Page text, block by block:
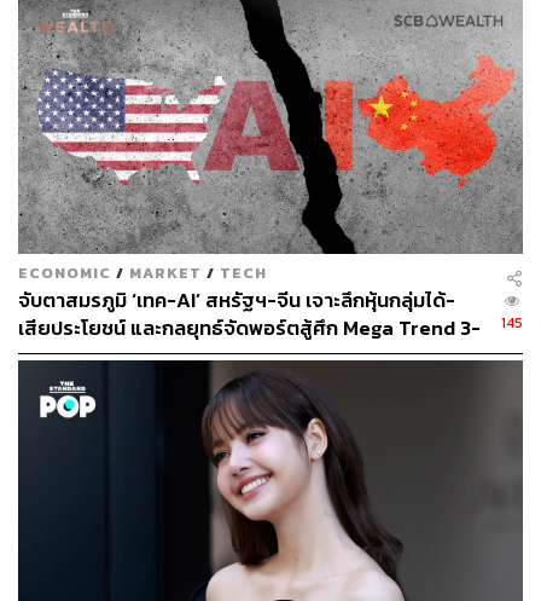
ทั้งนี้ในช่วงไม่กี่ปีที่ผ่านมา บริษัทเทคโนโลยีชั้นนำของ
ไต้หวันต่างได้รับผลกระทบจากการปรับโครงสร้างห่วงโซ่
อุปทานจากปัจจัยภูมิรัฐศาสตร์ และมีการย้ายมาลงทุนใน
ประเทศไทยเป็นจำนวนมาก ครอบคลุมทั้งอุตสาหกรรมเซมิ
คอนดักเตอร์ (อุปกรณ์), ปัญญาประดิษฐ์ (การประกอบ
เซิร์ฟเวอร์) และแผงวงจรพิมพ์ (PCB) ซึ่งสอดรับกับเป้าหมาย
สาขาการลงทุนที่รัฐบาลไทยต้องการจะดึงดูดบริษัทต่างชาติ
เข้ามาลงทุน
ทั้งนี้ปี 2024 มูลค่าการลงทุนของผู้ประกอบการชาวไต้หวันที่
ได้รับอนุมัติให้เข้ามาลงทุนในไทยอยู่ที่ประมาณ 15.38 พัน
ล้านดอลลาร์สหรัฐ เพิ่มขึ้น 16.2% เมื่อเทียบกับปีก่อนหน้า ซึ่ง
ทำให้ไต้หวันกลายเป็นชาติที่มีมูลค่าการลงทุนในไทยมาก
เป็นอันดับที่ 4 โดยอุตสาหกรรมโดดเด่นคือแผงวงจรพิมพ์
(PCB) ซึ่งมีผู้ประกอบการชาวไต้หวันตั้งแต่ต้นน้ำจนถึงปลาย
น้ำเข้ามาลงทุนในไทยมากกว่า 60 แห่ง และมีแนวโน้มเพิ่ม
ขึ้นอย่างต่อเนื่อง และทำให้เกิดการจ้างแรงงานกว่า 10,000
สำหรับแพลตฟอร์มบริการบุคลากรด้านเทคโนโลยีไทย-
ECONOMIC / MARKET / TECH
จับตาสมรภูมิ ‘เทค-AI’ สหรัฐฯ-จีน เจาะลึกหุ้นกลุ่มได้-
เสียประโยชน์ และกลยุทธ์จัดพอร์ตสู้ศึก Mega Trend 3-
5 ปีข้างหน้า
145